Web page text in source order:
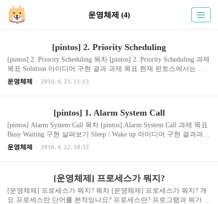
운영체제 (4)
[pintos] 2. Priority Scheduling
[pintos] 2. Priority Scheduling 목차 [pintos] 2. Priority Scheduling 과제
목표 Solution 아이디어 구현 결과 과제 목표 현재 핀토스에서는 스
레드를 우선순위에 상관없이 실행하고 있습니다. 이 과제의 목표는
dy_list에 스레드를 추가할 때 리스트에서 우선순위에 맞게 중간에
삽입하는 것이 아니라 단순히 제일 뒤에 추가하고 있습니다. Solutio
n 아이디어 이 문제는 ready_list에 thread를 삽입할 때 우선순위가 정
렬되도록 삽입하도록..
운영체제 2016. 4. 23. 11:13
[pintos] 1. Alarm System Call
[pintos] Alarm System Call 목차 [pintos] Alarm System Call 과제 목표
Busy Waiting 구현 살펴보기 Sleep / Wake up 아이디어 구현 결과과제
목표 운영체제는 프로세스를 잠시 재웠다가 일정 시간이 지나면 다
니다. 낮잠 자기 시작 -> 1분후 깸 -> 1분 지났네..? -> 다시 자야지 ->
1분후 깸 -> 2분 지났네..? -> 다시 자야지 -> … -> 1분 후 깸 -> 2시
간 59분 지났네..? -> 다시 자야지 -> 1분 후 깸..
운영체제 2016. 4. 22. 18:32
[운영체제] 프로세스가 뭐지?
[운영체제] 프로세스가 뭐지? 목차 [운영체제] 프로세스가 뭐지? 개
요 프로세스란 단어를 본적있나요? 프로세스란? 프로그램과 뭐가 다